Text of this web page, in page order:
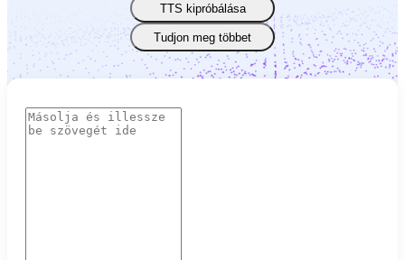
TTS kipróbálása
Tudjon meg többet